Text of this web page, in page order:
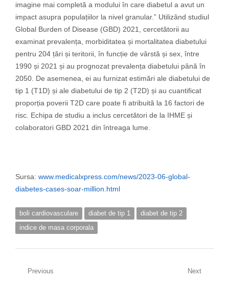
imagine mai completă a modului în care diabetul a avut un
impact asupra populațiilor la nivel granular.” Utilizând studiul
Global Burden of Disease (GBD) 2021, cercetătorii au
examinat prevalența, morbiditatea și mortalitatea diabetului
pentru 204 țări și teritorii, în funcție de vârstă și sex, între
1990 și 2021 și au prognozat prevalența diabetului până în
2050. De asemenea, ei au furnizat estimări ale diabetului de
tip 1 (T1D) și ale diabetului de tip 2 (T2D) și au cuantificat
proporția poverii T2D care poate fi atribuită la 16 factori de
risc. Echipa de studiu a inclus cercetători de la IHME și
colaboratori GBD 2021 din întreaga lume.
Sursa: www.medicalxpress.com/news/2023-06-global-
diabetes-cases-soar-million.html
boli cardiovasculare diabet de tip 1
diabet de tip 2
indice de masa corporala
Navigare
Previous
Next